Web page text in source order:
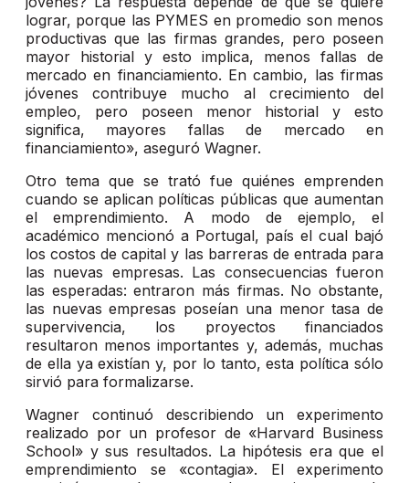
lograr, porque las PYMES en promedio son menos
productivas que las firmas grandes, pero poseen
mayor historial y esto implica, menos fallas de
mercado en financiamiento. En cambio, las firmas
jóvenes contribuye mucho al crecimiento del
empleo, pero poseen menor historial y esto
significa, mayores fallas de mercado en
financiamiento», aseguró Wagner.
Otro tema que se trató fue quiénes emprenden
cuando se aplican políticas públicas que aumentan
el emprendimiento. A modo de ejemplo, el
académico mencionó a Portugal, país el cual bajó
los costos de capital y las barreras de entrada para
las nuevas empresas. Las consecuencias fueron
las esperadas: entraron más firmas. No obstante,
las nuevas empresas poseían una menor tasa de
supervivencia, los proyectos financiados
resultaron menos importantes y, además, muchas
de ella ya existían y, por lo tanto, esta política sólo
sirvió para formalizarse.
Wagner continuó describiendo un experimento
realizado por un profesor de «Harvard Business
School» y sus resultados. La hipótesis era que el
emprendimiento se «contagia». El experimento